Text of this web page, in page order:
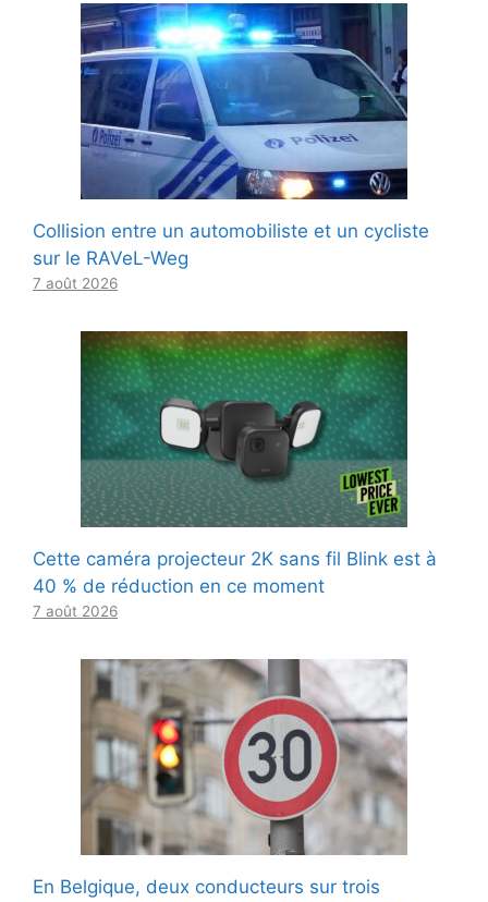
Collision entre un automobiliste et un cycliste
sur le RAVeL-Weg
7 août 2026
Cette caméra projecteur 2K sans fil Blink est à
40 % de réduction en ce moment
7 août 2026
En Belgique, deux conducteurs sur trois